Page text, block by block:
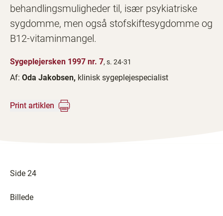
behandlingsmuligheder til, især psykiatriske
sygdomme, men også stofskiftesygdomme og
B12-vitaminmangel.
Sygeplejersken 1997 nr. 7, s. 24-31
Af: Oda Jakobsen, klinisk sygeplejespecialist
Print artiklen
Side 24
Billede